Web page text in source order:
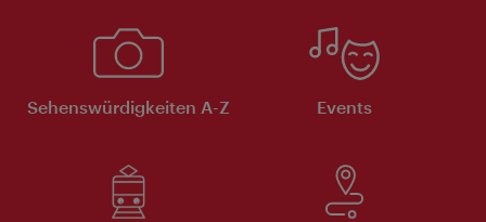
Sehenswürdigkeiten A-Z Events